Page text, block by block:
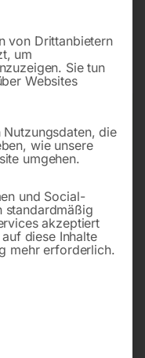
gelten für Österreich.
Warenkorb
von Drittanbietern
um
Sie tun
Websites
die
wie unsere
umgehen.
und Social-
standardmäßig
akzeptiert
diese Inhalte
mehr erforderlich.